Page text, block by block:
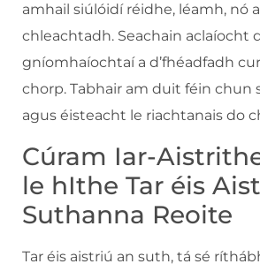
amhail siúlóidí réidhe, léamh, nó
chleachtadh. Seachain aclaíocht
gníomhaíochtaí a d’fhéadfadh
chorp. Tabhair am duit féin chun
agus éisteacht le riachtanais do
Cúram Iar-
le hIthe Tar éis
Suthanna Reoite
Tar éis aistriú an suth, tá sé